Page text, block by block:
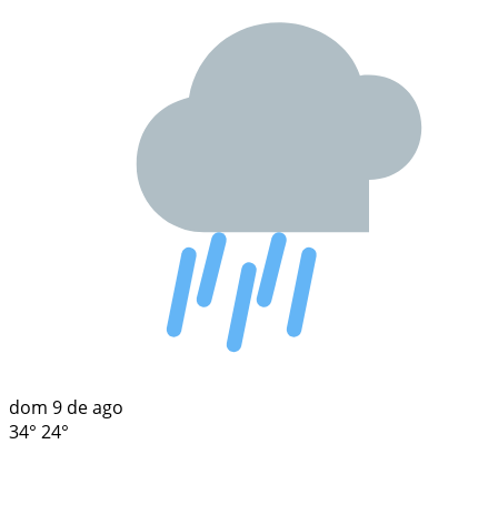
dom 9 de ago
34° 24°